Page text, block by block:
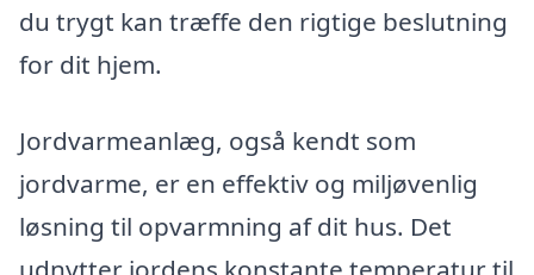
du trygt kan træffe den rigtige beslutning
for dit hjem.
Jordvarmeanlæg, også kendt som
jordvarme, er en effektiv og miljøvenlig
løsning til opvarmning af dit hus. Det